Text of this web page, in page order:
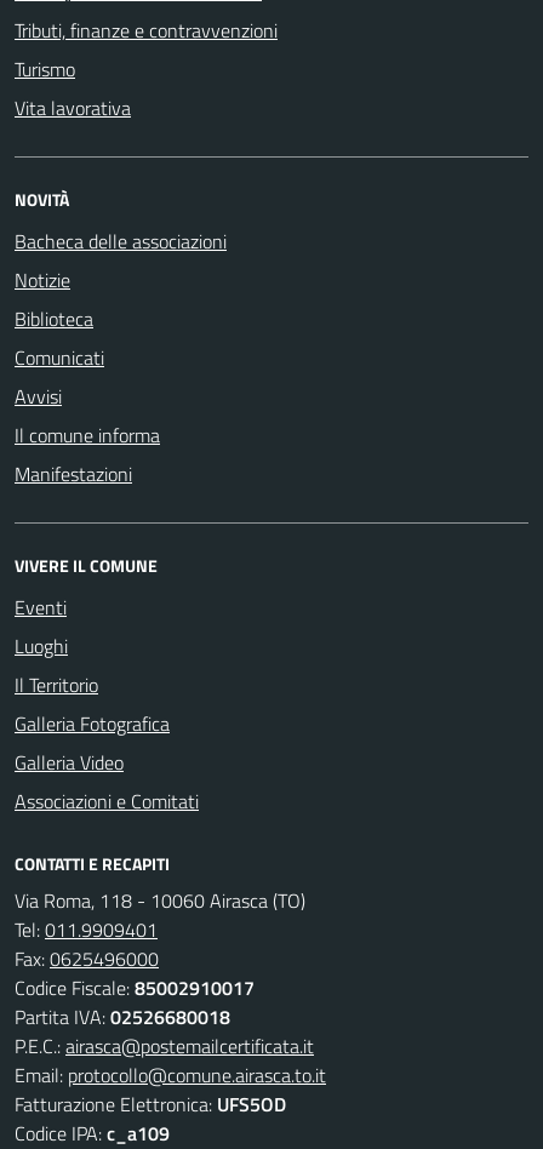
Tributi, finanze e contravvenzioni
Turismo
Vita lavorativa
NOVITÀ
Bacheca delle associazioni
Notizie
Biblioteca
Comunicati
Avvisi
Il comune informa
Manifestazioni
VIVERE IL COMUNE
Eventi
Luoghi
Il Territorio
Galleria Fotografica
Galleria Video
Associazioni e Comitati
CONTATTI E RECAPITI
Via Roma, 118 - 10060 Airasca (TO)
Tel:011.9909401
Fax:0625496000
Codice Fiscale:85002910017
Partita IVA:02526680018
P.E.C.:airasca@postemailcertificata.it
Email: protocollo@comune.airasca.to.it
Fatturazione Elettronica: UFS5OD
Codice IPA:c_a109